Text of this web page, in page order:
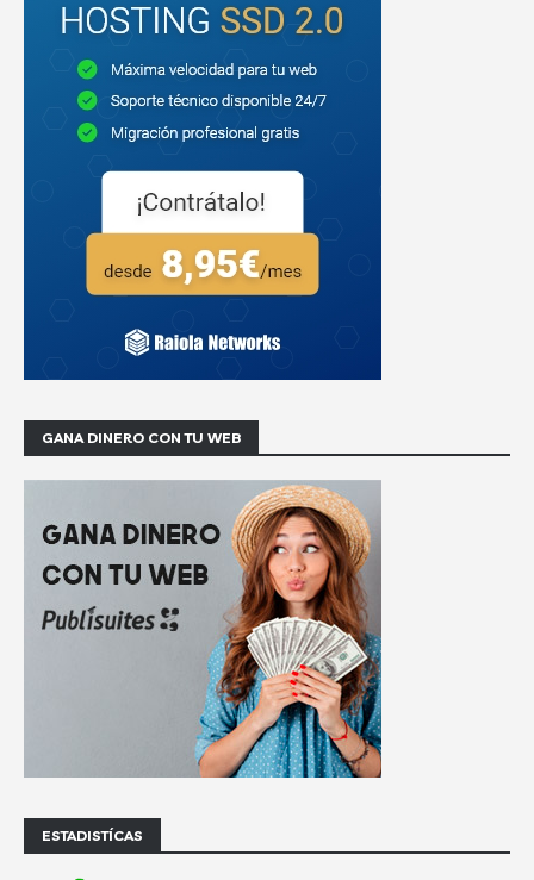
GANA DINERO CON TU WEB
ESTADISTÍCAS